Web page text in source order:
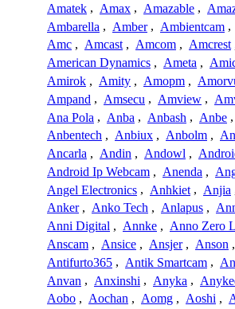
Amatek , Amax , Amazable ,
Ambarella , Amber , Ambientcam ,
Amc , Amcast , Amcom , Amcrest
American Dynamics , Ameta ,
Amirok , Amity , Amopm ,
Ampand , Amsecu , Amview ,
Ana Pola , Anba , Anbash , Anbe ,
Anbentech , Anbiux , Anbolm ,
Ancarla , Andin , Andowl ,
Android Ip Webcam , Anenda ,
Angel Electronics , Anhkiet , Anjia
Anker , Anko Tech , Anlapus ,
Anni Digital , Annke , Anno Zero
Anscam , Ansice , Ansjer , Anson ,
Antifurto365 , Antik Smartcam ,
Anvan , Anxinshi , Anyka ,
Aobo , Aochan , Aomg , Aoshi ,